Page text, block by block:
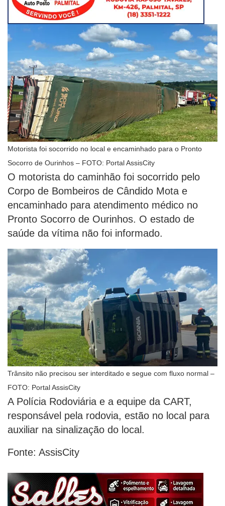
Motorista foi socorrido no local e encaminhado para o Pronto
Socorro de Ourinhos – FOTO: Portal AssisCity
O motorista do caminhão foi socorrido pelo
Corpo de Bombeiros de Cândido Mota e
encaminhado para atendimento médico no
Pronto Socorro de Ourinhos. O estado de
saúde da vítima não foi informado.
Trânsito não precisou ser interditado e segue com fluxo normal –
FOTO: Portal AssisCity
A Polícia Rodoviária e a equipe da CART,
responsável pela rodovia, estão no local para
auxiliar na sinalização do local.
Fonte: AssisCity